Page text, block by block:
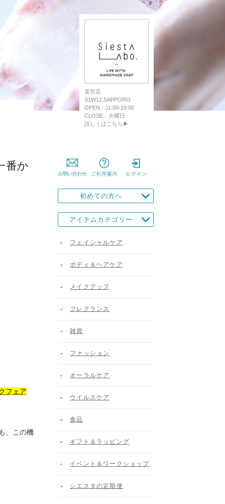
直営店
S1W12,SAPPORO
OPEN：11:00-19:00
CLOSE：火曜日
詳しくはこちら▶
番か
フェア
、この機
初めての方へ
アイテムカテゴリー
フェイシャルケア
ボディ＆ヘアケア
メイクアップ
フレグランス
雑貨
ファッション
オーラルケア
ウイルスケア
食品
ギフト＆ラッピング
イベント＆ワークショップ
シエスタの定期便